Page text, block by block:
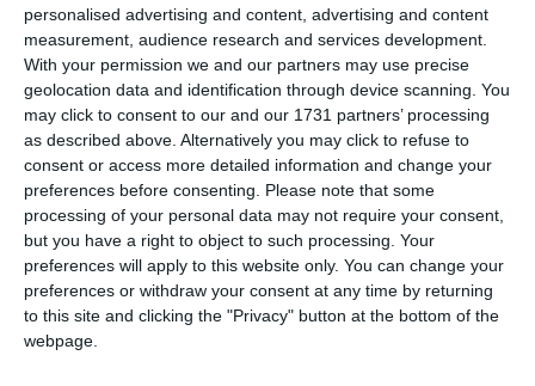
personalised advertising and content, advertising and content
measurement, audience research and services development.
With your permission we and our partners may use precise
geolocation data and identification through device scanning. You
may click to consent to our and our 1731 partners’ processing
as described above. Alternatively you may click to refuse to
consent or access more detailed information and change your
preferences before consenting.
Please note that some
processing of your personal data may not require your consent,
but you have a right to object to such processing. Your
preferences will apply to this website only. You can change your
preferences or withdraw your consent at any time by returning
to this site and clicking the "Privacy" button at the bottom of the
webpage.
situația persoanelor juridice.
- Declarație pe propria răspundere că nu exista datorii fata
de Romsilva.
- Dovada constituirii garanției de participare.
Depunerea garanției de participare – Pentru a participa la
licitație, ofertanții trebuie să achite o garanție de
contractare, echivalenta cu chiria pentru o luna de la data
licitației, și un tarif de participare de 150 lei (inclusiv
caietul de sarcini). Aceasta garanție se poate depune:
- Direct la registratura, pe hârtie;
- Prin posta/curier, pe hârtie;